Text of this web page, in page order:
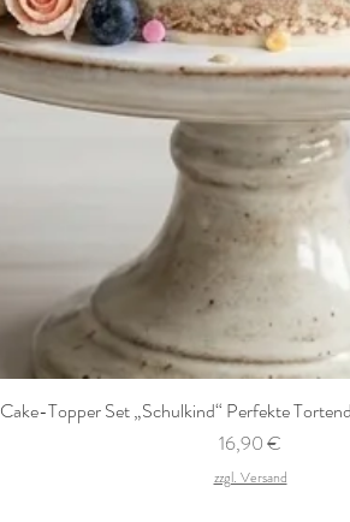
Cake-Topper Set „Schulkind“ Perfekte
Preis
16,90 €
zzgl. Versand